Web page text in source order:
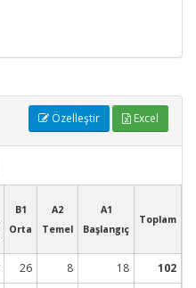
Özelleştir Excel
B1
Orta
A2
Temel
A1
Başlangıç
Toplam
26 8 18 102